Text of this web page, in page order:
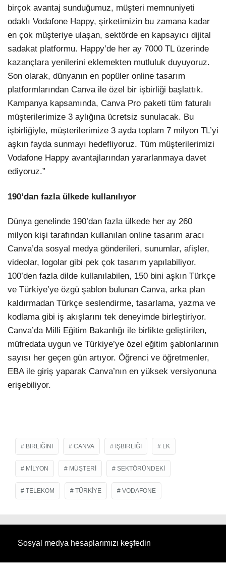
birçok avantaj sunduğumuz, müşteri memnuniyeti
odaklı Vodafone Happy, şirketimizin bu zamana kadar
en çok müşteriye ulaşan, sektörde en kapsayıcı dijital
sadakat platformu. Happy’de her ay 7000 TL üzerinde
kazançlara yenilerini eklemekten mutluluk duyuyoruz.
Son olarak, dünyanın en popüler online tasarım
platformlarından Canva ile özel bir işbirliği başlattık.
Kampanya kapsamında, Canva Pro paketi tüm faturalı
müşterilerimize 3 aylığına ücretsiz sunulacak. Bu
işbirliğiyle, müşterilerimize 3 ayda toplam 7 milyon TL’yi
aşkın fayda sunmayı hedefliyoruz. Tüm müşterilerimizi
Vodafone Happy avantajlarından yararlanmaya davet
ediyoruz.”
190’dan fazla ülkede kullanılıyor
Dünya genelinde 190’dan fazla ülkede her ay 260
milyon kişi tarafından kullanılan online tasarım aracı
Canva’da sosyal medya gönderileri, sunumlar, afişler,
videolar, logolar gibi pek çok tasarım yapılabiliyor.
100’den fazla dilde kullanılabilen, 150 bini aşkın Türkçe
ve Türkiye’ye özgü şablon bulunan Canva, arka plan
kaldırmadan Türkçe seslendirme, tasarlama, yazma ve
kodlama gibi iş akışlarını tek deneyimde birleştiriyor.
Canva’da Milli Eğitim Bakanlığı ile birlikte geliştirilen,
müfredata uygun ve Türkiye’ye özel eğitim şablonlarının
sayısı her geçen gün artıyor. Öğrenci ve öğretmenler,
EBA ile giriş yaparak Canva’nın en yüksek versiyonuna
erişebiliyor.
BIRLIĞINI CANVA IŞBIRLIĞI LK
MILYON MÜŞTERI SEKTÖRÜNDEKI
TELEKOM TÜRKIYE VODAFONE
Sosyal medya hesaplarımızı keşfedin